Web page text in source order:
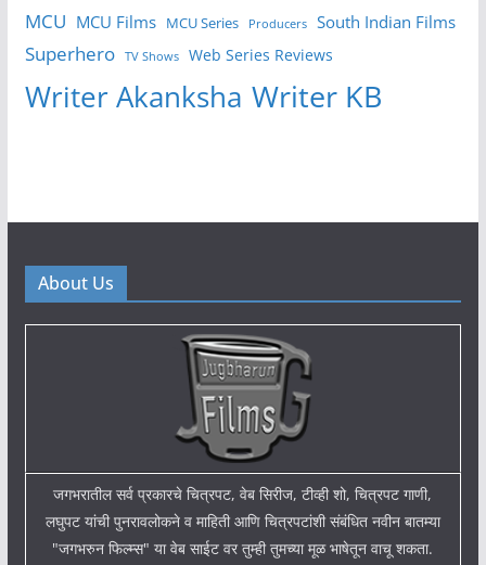
MCU MCU Films MCU Series Producers South Indian Films
Superhero TV Shows Web Series Reviews
Writer Akanksha Writer KB
About Us
जगभरातील सर्व प्रकारचे चित्रपट, वेब सिरीज, टीव्ही शो, चित्रपट गाणी,
लघुपट यांची पुनरावलोकने व माहिती आणि चित्रपटांशी संबंधित नवीन बातम्या
"जगभरुन फिल्म्स" या वेब साईट वर तुम्ही तुमच्या मूळ भाषेतून वाचू शकता.